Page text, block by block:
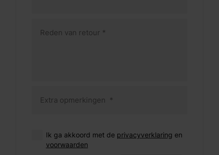
Ik ga akkoord met de privacyverklaring en
voorwaarden